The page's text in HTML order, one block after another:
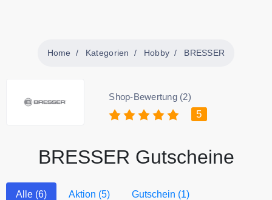
Home Kategorien Hobby BRESSER
Shop-Bewertung (2)
5
BRESSER Gutscheine
Alle (6) Aktion (5) Gutschein (1)